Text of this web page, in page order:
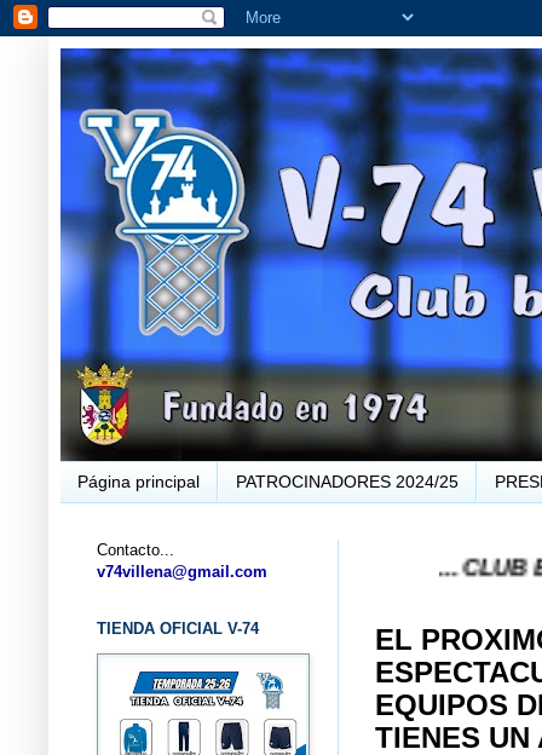
Página principal PATROCINADORES 2024/25
... CLUB
EL
EQUIPOS
TIENES UN
Contacto...
v74villena@gmail.com
TIENDA OFICIAL V-74